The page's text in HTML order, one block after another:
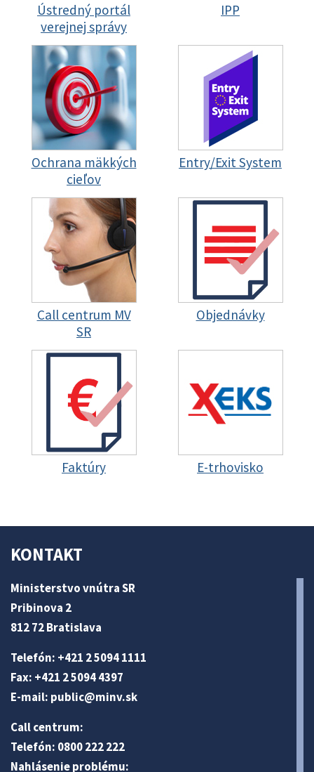
Ústredný portál
verejnej správy
IPP
Ochrana mäkkých
cieľov
Entry/Exit System
Call centrum MV
SR
Objednávky
Faktúry E-trhovisko
KONTAKT
Ministerstvo vnútra SR
Pribinova 2
812 72 Bratislava
Telefón: +421 2 5094 1111
Fax: +421 2 5094 4397
E-mail: public@minv.sk
Call centrum:
Telefón: 0800 222 222
Nahlásenie problému: